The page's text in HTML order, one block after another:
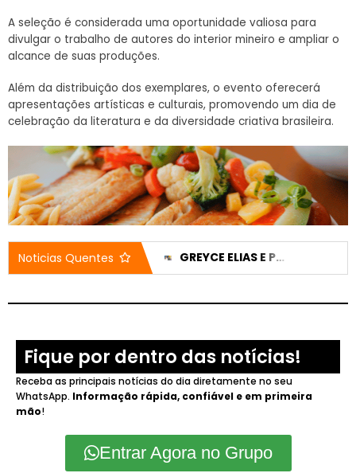
A seleção é considerada uma oportunidade valiosa para
divulgar o trabalho de autores do interior mineiro e ampliar o
alcance de suas produções.
Além da distribuição dos exemplares, o evento oferecerá
apresentações artísticas e culturais, promovendo um dia de
celebração da literatura e da diversidade criativa brasileira.
Noticias Quentes CASA DO IDOSO RECEBE DOIS VEÍCULOS NOVOS APÓS EMENDA DE 200 MIL REAIS GREYCE ELIAS E PEDRO LUCAS TÊM CANDIDATURAS REGISTRADAS E NOMES JÁ APARECEM NO DIVULGACAND
Fique por dentro das notícias!
Receba as principais notícias do dia diretamente no seu
WhatsApp. Informação rápida, confiável e em primeira
mão!
Entrar Agora no Grupo